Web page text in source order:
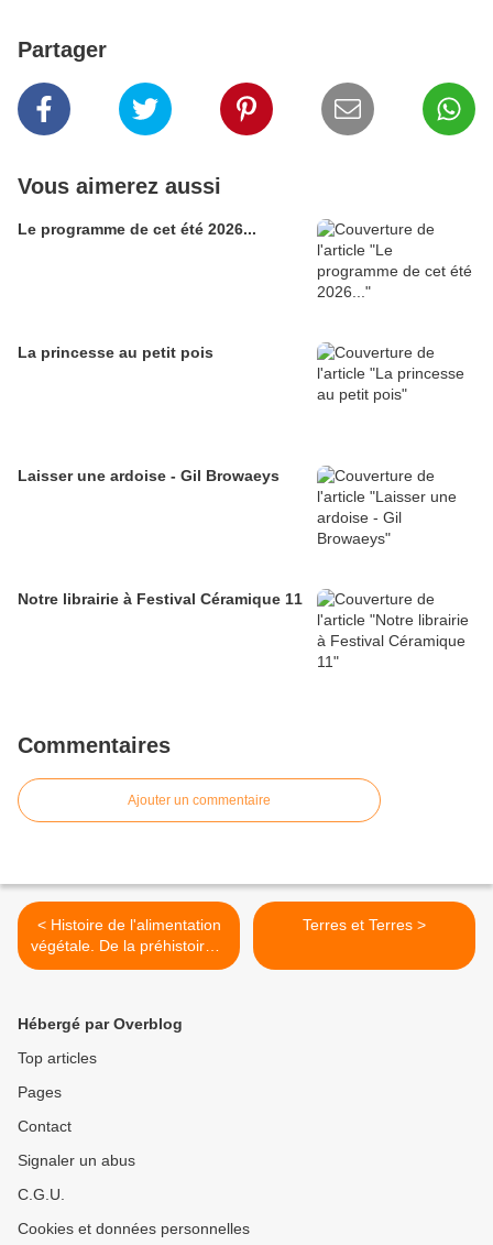
Partager
Vous aimerez aussi
Le programme de cet été 2026...
La princesse au petit pois
Laisser une ardoise - Gil Browaeys
Notre librairie à Festival Céramique 11
Commentaires
Ajouter un commentaire
< Histoire de l'alimentation
végétale. De la préhistoire à
nos jours.
Terres et Terres >
Hébergé par Overblog
Top articles
Pages
Contact
Signaler un abus
C.G.U.
Cookies et données personnelles